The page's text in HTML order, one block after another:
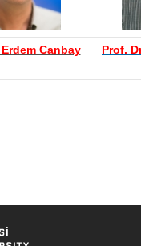
Canbay Prof.